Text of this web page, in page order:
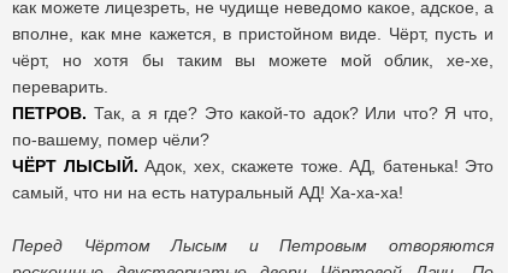
как можете лицезреть, не чудище неведомо какое, адское, а
вполне, как мне кажется, в пристойном виде. Чёрт, пусть и
чёрт, но хотя бы таким вы можете мой облик, хе-хе,
переварить.
ПЕТРОВ. Так, а я где? Это какой-то адок? Или что? Я что,
по-вашему, помер чёли?
ЧЁРТ ЛЫСЫЙ. Адок, хех, скажете тоже. АД, батенька! Это
самый, что ни на есть натуральный АД! Ха-ха-ха!
Перед Чёртом Лысым и Петровым отворяются